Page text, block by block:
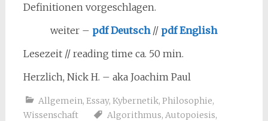
Definitionen vorgeschlagen.
weiter – pdf Deutsch// pdf English
Lesezeit // reading time ca. 50 min.
Herzlich, Nick H. – aka Joachim Paul
Allgemein, Essay, Kybernetik, Philosophie,
Wissenschaft
Algorithmus, Autopoiesis,